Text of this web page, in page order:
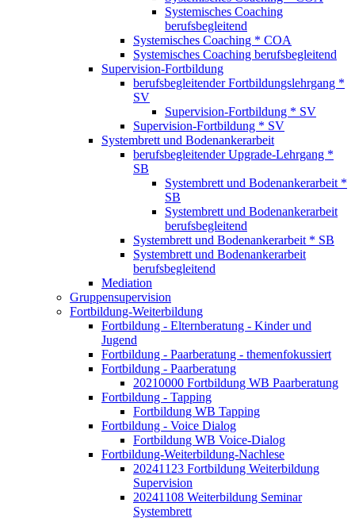
Systemisches Coaching
berufsbegleitend
Systemisches Coaching * COA
Systemisches Coaching berufsbegleitend
Supervision-Fortbildung
berufsbegleitender Fortbildungslehrgang *
SV
Supervision-Fortbildung * SV
Supervision-Fortbildung * SV
Systembrett und Bodenankerarbeit
berufsbegleitender Upgrade-Lehrgang *
SB
Systembrett und Bodenankerarbeit *
SB
Systembrett und Bodenankerarbeit
berufsbegleitend
Systembrett und Bodenankerarbeit * SB
Systembrett und Bodenankerarbeit
berufsbegleitend
Mediation
Gruppensupervision
Fortbildung-Weiterbildung
Fortbildung - Elternberatung - Kinder und
Jugend
Fortbildung - Paarberatung - themenfokussiert
Fortbildung - Paarberatung
20210000 Fortbildung WB Paarberatung
Fortbildung - Tapping
Fortbildung WB Tapping
Fortbildung - Voice Dialog
Fortbildung WB Voice-Dialog
Fortbildung-Weiterbildung-Nachlese
20241123 Fortbildung Weiterbildung
Supervision
20241108 Weiterbildung Seminar
Systembrett